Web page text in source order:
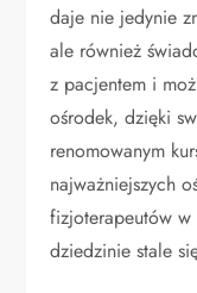
daje nie jedynie
ale również
z pacjentem i
ośrodek, dzięki
renomowanym
najważniejszych
fizjoterapeutów
dziedzinie stale